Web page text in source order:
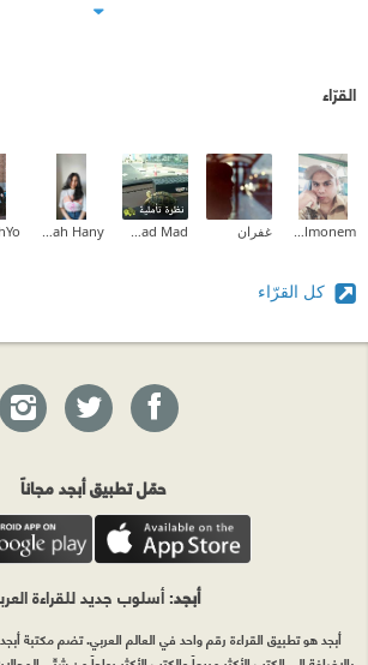
القرّاء
غفران
كل القرّاء
حمّل تطبيق أبجد مجاناً
أبجد: أسلوب جديد للقراءة
أبجد هو تطبيق القراءة رقم واحد في العالم العربي. تضم مكتبة